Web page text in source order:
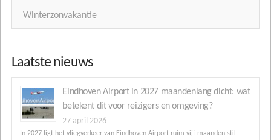
Winterzonvakantie
Laatste nieuws
Eindhoven Airport in 2027 maandenlang dicht: wat
betekent dit voor reizigers en omgeving?
27 april 2026
In 2027 ligt het vliegverkeer van Eindhoven Airport ruim vijf maanden stil